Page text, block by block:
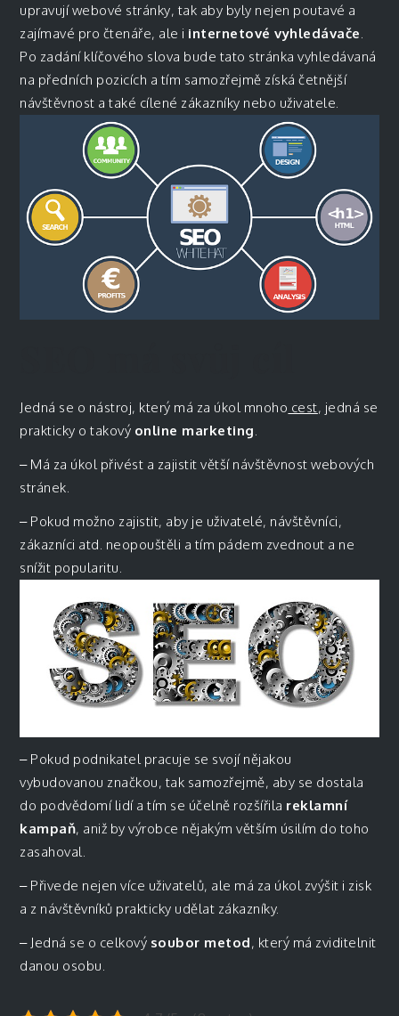
upravují webové stránky, tak aby byly nejen poutavé a
zajímavé pro čtenáře, ale i internetové vyhledávače
Po zadání klíčového slova bude tato stránka vyhledávaná
na předních pozicích a tím samozřejmě získá četnější
návštěvnost a také cílené zákazníky nebo uživatele.
Jedná se o nástroj, který má za úkol mnoho cest, jedná se
prakticky o takový online marketing.
– Má za úkol přivést a zajistit větší návštěvnost webových
stránek.
– Pokud možno zajistit, aby je uživatelé, návštěvníci,
zákazníci atd. neopouštěli a tím pádem zvednout a ne
snížit popularitu.
– Pokud podnikatel pracuje se svojí nějakou
vybudovanou značkou, tak samozřejmě, aby se dostala
do podvědomí lidí a tím se účelně rozšířila reklamní
kampaň, aniž by výrobce nějakým větším úsilím do toho
zasahoval.
– Přivede nejen více uživatelů, ale má za úkol zvýšit i zisk
a z návštěvníků prakticky udělat zákazníky.
– Jedná se o celkový soubor metod, který má zviditelnit
danou osobu.